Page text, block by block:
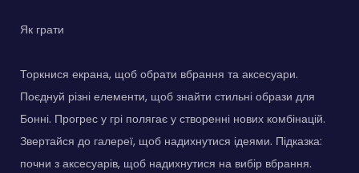
Як грати
Торкнися екрана, щоб обрати вбрання та аксесуари.
Поєднуй різні елементи, щоб знайти стильні образи для
Бонні. Прогрес у грі полягає у створенні нових комбінацій.
Звертайся до галереї, щоб надихнутися ідеями. Підказка:
почни з аксесуарів, щоб надихнутися на вибір вбрання.